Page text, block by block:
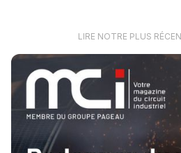
LIRE NOTRE PLUS